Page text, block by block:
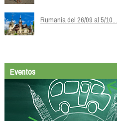
Rumanía del 26/09 al 5/10...
Eventos